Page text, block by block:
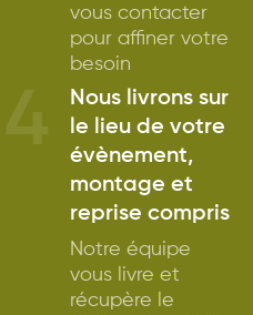
vous contacter
pour affiner votre
besoin
Nous livrons sur
le lieu de votre
évènement,
montage et
reprise compris
Notre équipe
vous livre et
récupère le